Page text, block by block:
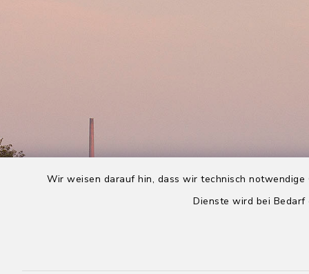
Wir weisen darauf hin, dass wir technisch
Dienste wird bei